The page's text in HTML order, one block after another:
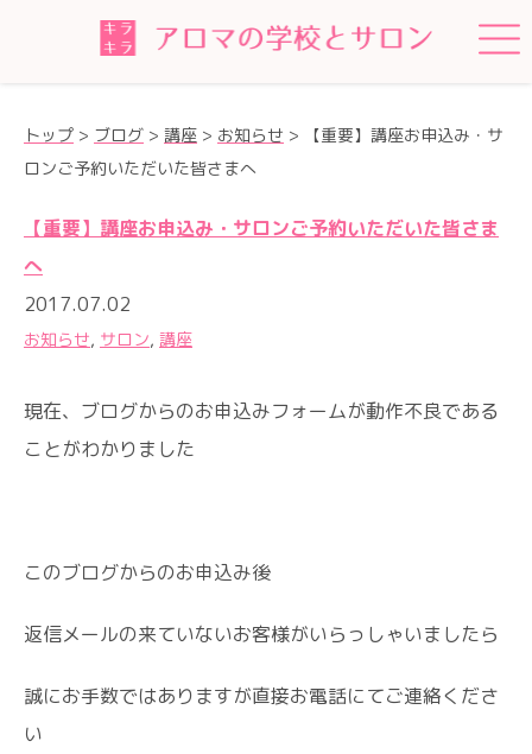
トップ > ブログ > 講座 > お知らせ >
【重要】講座お申込み・サ
ロンご予約いただいた皆さまへ
【重要】講座お申込み・サロンご予約いただいた皆さま
へ
2017.07.02
お知らせ, サロン, 講座
現在、ブログからのお申込みフォームが動作不良である
ことがわかりました
このブログからのお申込み後
返信メールの来ていないお客様がいらっしゃいましたら
誠にお手数ではありますが直接お電話にてご連絡くださ
い